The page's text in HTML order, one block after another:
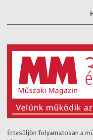
Értesüljön folyamatosan a